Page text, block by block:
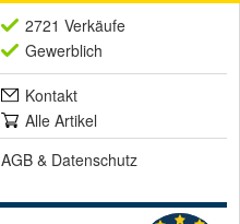
2721 Verkäufe
Gewerblich
Kontakt
Alle Artikel
AGB & Datenschutz